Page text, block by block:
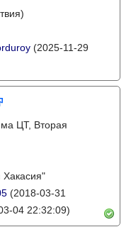
(2025-11-29
ЦТ, Вторая
Хакасия"
(2018-03-31
04 22:32:09)